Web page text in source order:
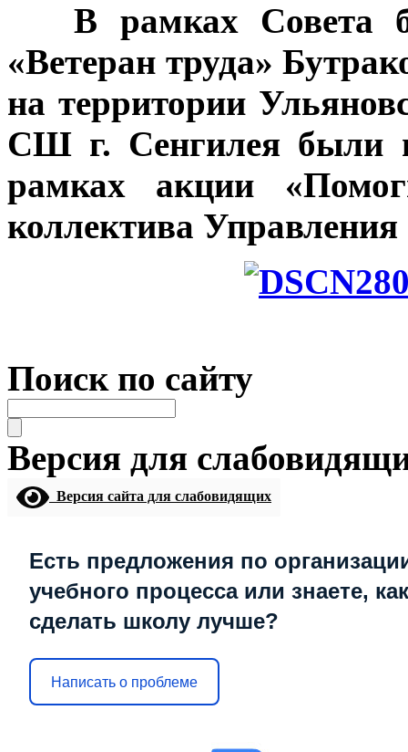
В рамках Совета
«Ветеран труда»
на территории
СШ г. Сенгилея были
рамках акции
коллектива Управления
Поиск по сайту
Версия для
Версия сайта для слабовидящих
Есть предложения по
учебного процесса или знаете, как
сделать школу лучше?
Написать о проблеме